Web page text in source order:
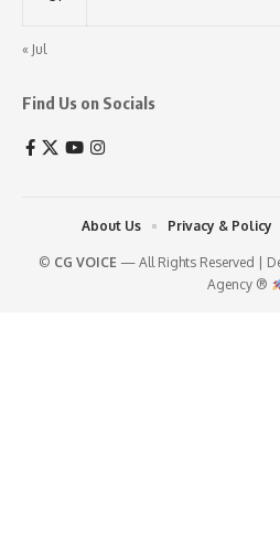
« Jul
Find Us on Socials
© CG VOICE— All Rights Reserved |
Agency ®
About Us Privacy & Policy